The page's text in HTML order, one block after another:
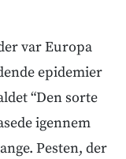
var Europa
epidemier
“Den sorte
igennem
Pesten, der